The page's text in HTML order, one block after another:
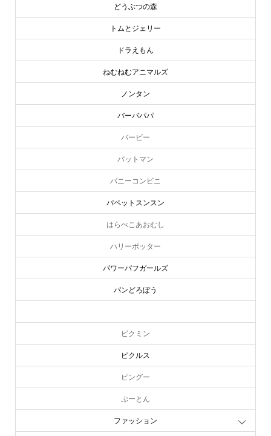
どうぶつの森
トムとジェリー
ドラえもん
ねむねむアニマルズ
ノンタン
バーバパパ
バービー
バットマン
バニーコンビニ
パペットスンスン
はらぺこあおむし
ハリーポッター
パワーパフガールズ
パンどろぼう
ピクミン
ピクルス
ピングー
ぷーとん
ファッション